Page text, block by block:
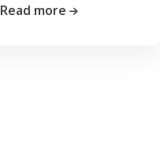
Read more